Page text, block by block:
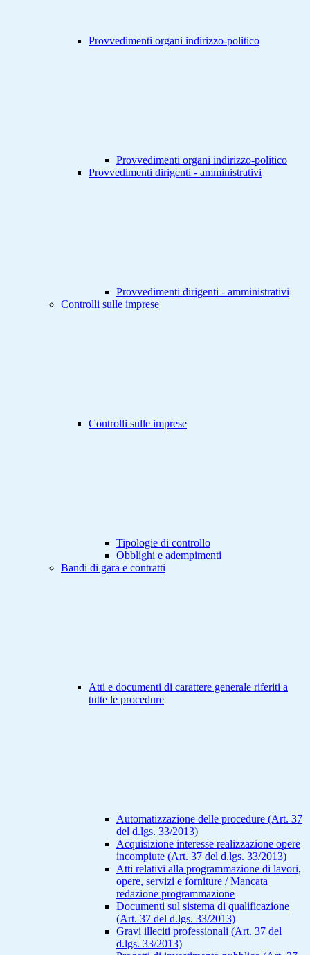
Provvedimenti organi indirizzo-politico
Provvedimenti organi indirizzo-politico
Provvedimenti dirigenti - amministrativi
Provvedimenti dirigenti - amministrativi
Controlli sulle imprese
Controlli sulle imprese
Tipologie di controllo
Obblighi e adempimenti
Bandi di gara e contratti
Atti e documenti di carattere generale riferiti a
tutte le procedure
Automatizzazione delle procedure (Art. 37
del d.lgs. 33/2013)
Acquisizione interesse realizzazione opere
incompiute (Art. 37 del d.lgs. 33/2013)
Atti relativi alla programmazione di lavori,
opere, servizi e forniture / Mancata
redazione programmazione
Documenti sul sistema di qualificazione
(Art. 37 del d.lgs. 33/2013)
Gravi illeciti professionali (Art. 37 del
d.lgs. 33/2013)